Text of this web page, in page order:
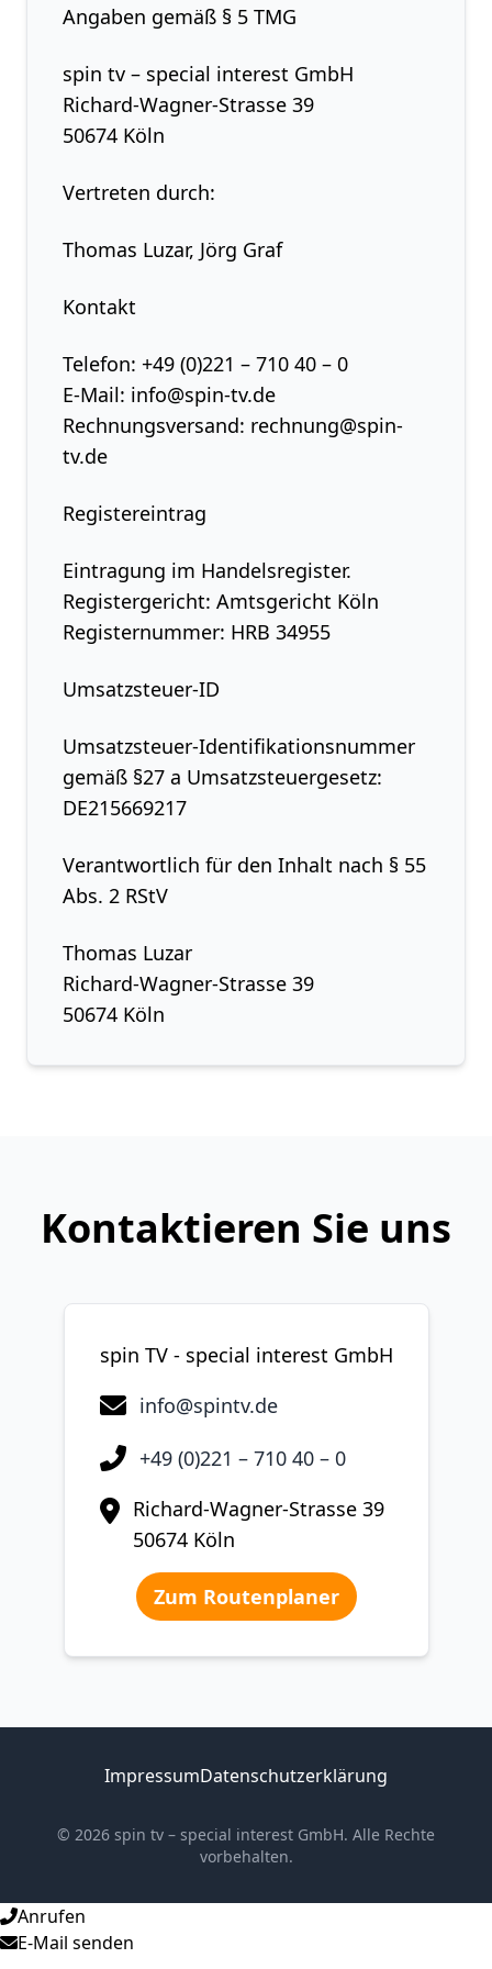
Angaben gemäß § 5 TMG
spin tv – special interest GmbH
Richard-Wagner-Strasse 39
50674 Köln
Vertreten durch:
Thomas Luzar, Jörg Graf
Kontakt
Telefon: +49 (0)221 – 710 40 – 0
E-Mail: info@spin-tv.de
Rechnungsversand: rechnung@spin-
tv.de
Registereintrag
Eintragung im Handelsregister.
Registergericht: Amtsgericht Köln
Registernummer: HRB 34955
Umsatzsteuer-ID
Umsatzsteuer-Identifikationsnummer
gemäß §27 a Umsatzsteuergesetz:
DE215669217
Verantwortlich für den Inhalt nach § 55
Abs. 2 RStV
Thomas Luzar
Richard-Wagner-Strasse 39
50674 Köln
Kontaktieren Sie uns
spin TV - special interest GmbH
info@spintv.de
+49 (0)221 – 710 40 – 0
Richard-Wagner-Strasse 39
50674 Köln
Zum Routenplaner
ImpressumDatenschutzerklärung
© 2026 spin tv – special interest GmbH. Alle Rechte
vorbehalten.
Anrufen
E-Mail senden